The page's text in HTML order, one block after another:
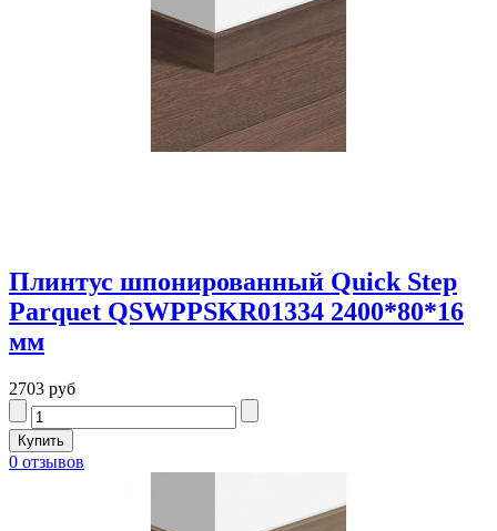
Плинтус шпонированный Quick Step
Parquet QSWPPSKR01334 2400*80*16
мм
2703 руб
0 отзывов